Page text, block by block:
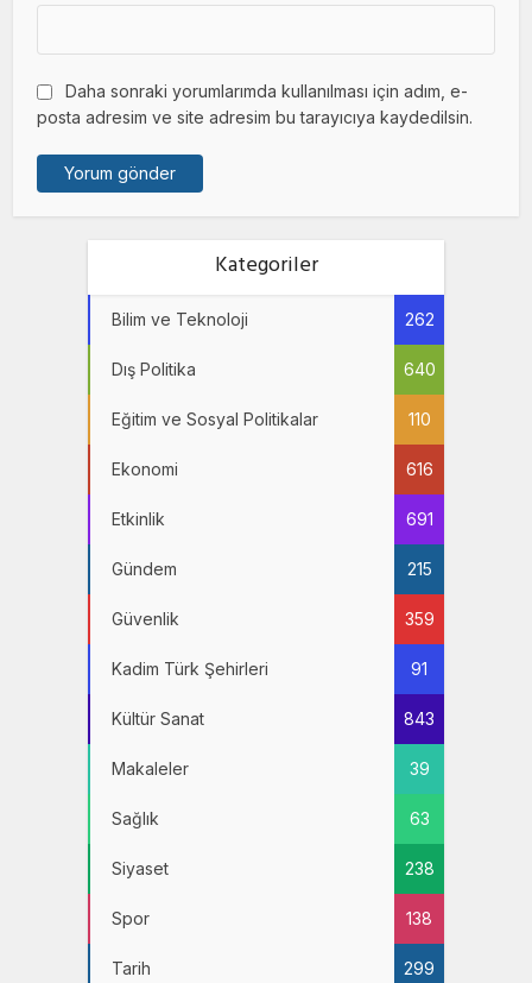
Daha sonraki yorumlarımda kullanılması için adım, e-
posta adresim ve site adresim bu tarayıcıya kaydedilsin.
Kategoriler
Bilim ve Teknoloji 262
Dış Politika 640
Eğitim ve Sosyal Politikalar 110
Ekonomi 616
Etkinlik 691
Gündem 215
Güvenlik 359
Kadim Türk Şehirleri 91
Kültür Sanat 843
Makaleler 39
Sağlık 63
Siyaset 238
Spor 138
Tarih 299